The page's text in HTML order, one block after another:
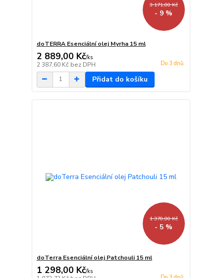
3 171,00 Kč
- 9 %
doTERRA Esenciální olej Myrha 15 ml
2 889,00 Kč/ks
2 387,60 Kč bez DPH Do 3 dnů
Přidat do košíku
1 370,00 Kč
- 5 %
doTerra Esenciální olej Patchouli 15 ml
1 298,00 Kč/ks